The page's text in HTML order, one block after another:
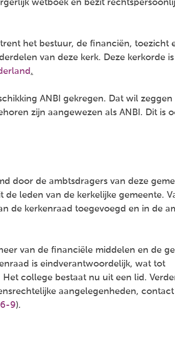
wetboek en bezit
het bestuur, de financiën, toezicht
van deze kerk. Deze kerkorde
.
ANBI gekregen. Dat wil zeggen
zijn aangewezen als ANBI. Dit is
door de ambtsdragers van deze
leden van de kerkelijke gemeente.
de kerkenraad toegevoegd en in de
van de financiële middelen en de
is eindverantwoordelijk, wat tot
college bestaat nu uit een lid.
aangelegenheden,
9).